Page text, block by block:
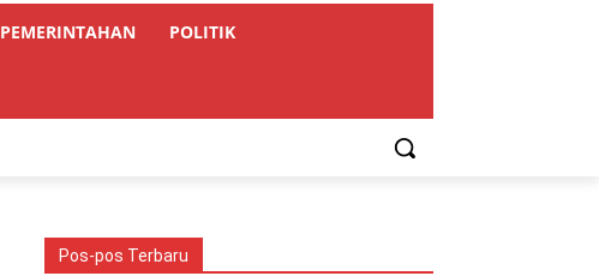
PEMERINTAHAN POLITIK
Pos-pos Terbaru